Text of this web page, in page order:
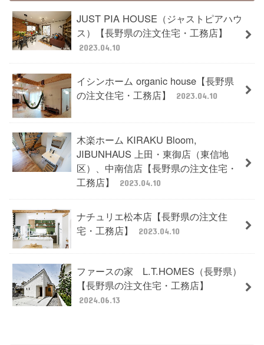
JUST PIA HOUSE（ジャストピアハウ
ス）【長野県の注文住宅・工務店】
2023.04.10
イシンホーム organic house【長野県
の注文住宅・工務店】
2023.04.10
木楽ホーム KIRAKU Bloom,
JIBUNHAUS 上田・東御店（東信地
区）、中南信店【長野県の注文住宅・
工務店】
2023.04.10
ナチュリエ松本店【長野県の注文住
宅・工務店】
2023.04.10
ファースの家 L.T.HOMES（長野県）
【長野県の注文住宅・工務店】
2024.06.13